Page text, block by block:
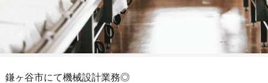
鎌ヶ谷市にて機械設計業務◎